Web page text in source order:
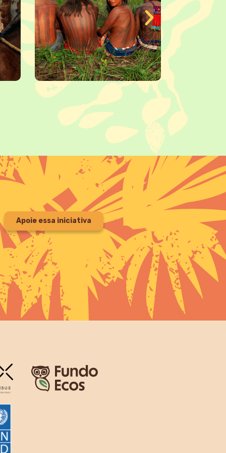
Apoie essa iniciativa